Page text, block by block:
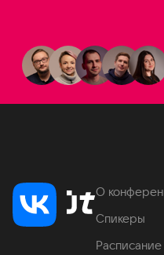
О
Спикеры
Расписание